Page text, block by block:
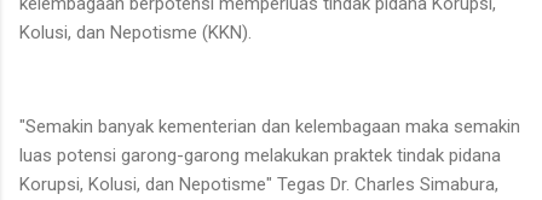
Kolusi, dan Nepotisme (KKN).
"Semakin banyak kementerian dan kelembagaan maka semakin
luas potensi garong-garong melakukan praktek tindak pidana
Korupsi, Kolusi, dan Nepotisme" Tegas Dr. Charles Simabura,